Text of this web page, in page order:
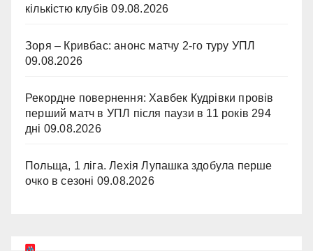
кількістю клубів 09.08.2026
Зоря – Кривбас: анонс матчу 2-го туру УПЛ
09.08.2026
Рекордне повернення: Хавбек Кудрівки провів
перший матч в УПЛ після паузи в 11 років 294
дні 09.08.2026
Польща, 1 ліга. Лехія Лупашка здобула перше
очко в сезоні 09.08.2026